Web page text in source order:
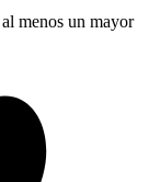
menos un mayor